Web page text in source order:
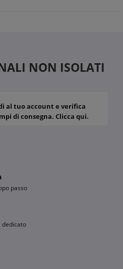
NON ISOLATI
al tuo account e verifica
di consegna. Clicca qui.
passo
dedicato